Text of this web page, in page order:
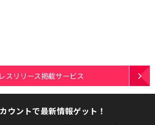
スリリース掲載サービス
ウントで最新情報ゲット！